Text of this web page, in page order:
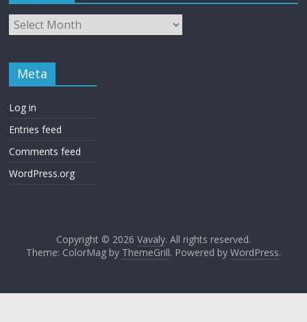
Meta
Log in
Entries feed
Comments feed
WordPress.org
Copyright © 2026 Vavaly. All rights reserved.
Theme: ColorMag by ThemeGrill. Powered by WordPress.